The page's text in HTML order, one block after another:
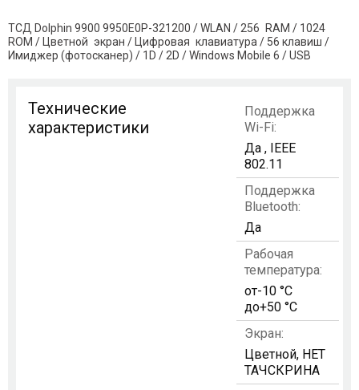
ТСД Dolphin 9900 9950E0P-321200 / WLAN / 256 RAM / 1024
ROM / Цветной экран / Цифровая клавиатура / 56 клавиш /
Имиджер (фотосканер) / 1D / 2D / Windows Mobile 6 / USB
Технические
характеристики
Поддержка
Wi-Fi:
Да , IEEE
802.11
Поддержка
Bluetooth:
Да
Рабочая
температура:
от-10 °C
до+50 °C
Экран:
Цветной, НЕТ
ТАЧСКРИНА